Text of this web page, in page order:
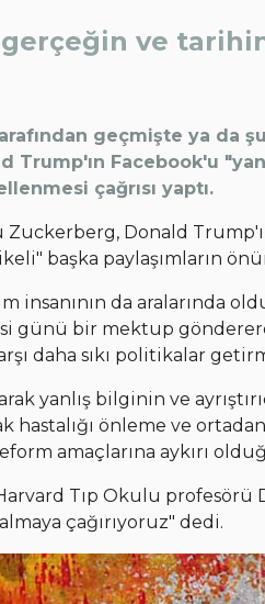
ve
geçmişte ya da
Trump'ın Facebook'u
çağrısı yaptı.
Zuckerberg, Donald
başka paylaşımların
da aralarında
günü bir mektup
daha sıkı politikalar
yanlış bilginin ve
hastalığı önleme ve
amaçlarına aykırı
Tıp Okulu profesörü
çağırıyoruz" dedi.